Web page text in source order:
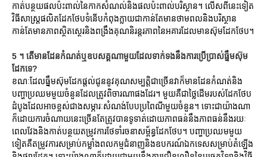
កាត់បន្ថយផលប៉ះពាល់នៃកាកសំណល់និងផលប៉ះពាល់បរិស្ថាន។ លើសពីនេះទៀត
វិធីសាស្រ្តផលិតដែកថែបទំនើបកំពុងក្លាយជាកាន់តែមានថាមពលនិងបរិស្ថាន
កាន់តែមានភាពស្ថិតស្ថេរនិងពង្រឹងគុណនិរន្តរភាពនៃអគារដែលមានស៊ុមដែកថែប។
5 ។ តើមានដែនកំណត់ឬឧបសគ្គណាមួយដែលទាក់ទងនឹងការប្រើប្រាស់ធ្នឹមស៊ុម
ដែកទេ?
ខណៈដែលធ្នឹមស៊ុមដែកផ្តល់ជូននូវគុណសម្បត្តិជាច្រើនវាក៏មានដែនកំណត់និង
បញ្ហាប្រឈមមួយចំនួនដែលត្រូវពិចារណាផងដែរ។ មួយគឺជាថ្លៃដើមរបស់ដែកថែប
ដំបូងដែលអាចខ្ពស់ជាងសម្ភារៈសំណង់បែបប្រពៃណីមួយចំនួន។ ទោះជាយ៉ាងណា
ក៏ដោយការចំណាយនេះច្រើនតែត្រូវបានទូទាត់ដោយភាពធន់នឹងភាពធន់នឹងរយៈ
ពេលវែងនិងកាត់បន្ថយតម្រូវការថែទាំរចនាសម្ព័ន្ធដែកថែប។ បញ្ហាប្រឈមមួយ
ទៀតគឺតម្រូវការសម្រាប់កម្លាំងពលកម្មជំនាញនិងឧបករណ៍ឯកទេសសម្រាប់តំឡើង